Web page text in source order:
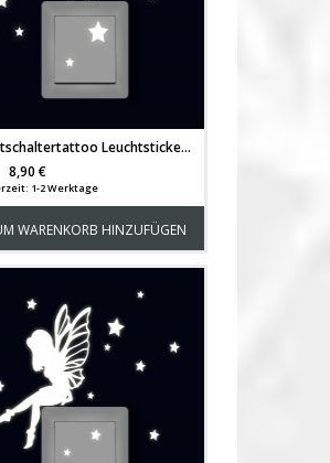
Lichtschaltertattoo Leuchtsticker Wandtattoo Elfe Fee mit Sterne fluoreszierend M2333
8,90 €
1-2 Werktage
WARENKORB HINZUFÜGEN